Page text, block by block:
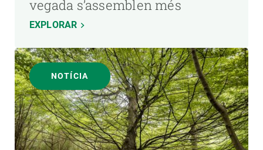
vegada s’assemblen més
EXPLORAR
NOTÍCIA